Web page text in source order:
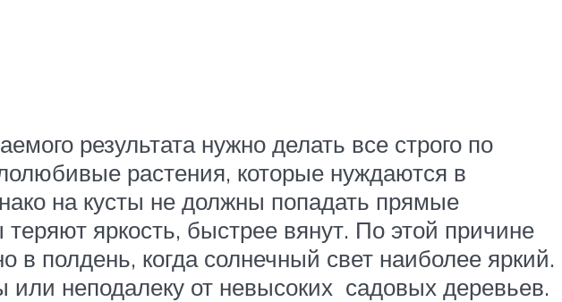
результата нужно делать все строго по
растения, которые нуждаются в
на кусты не должны попадать прямые
яркость, быстрее вянут. По этой причине
в полдень, когда солнечный свет наиболее яркий.
неподалеку от невысоких садовых деревьев.